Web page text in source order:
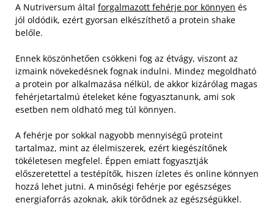
A Nutriversum által forgalmazott fehérje por könnyen és
jól oldódik, ezért gyorsan elkészíthető a protein shake
belőle.
Ennek köszönhetően csökkeni fog az étvágy, viszont az
izmaink növekedésnek fognak indulni. Mindez megoldható
a protein por alkalmazása nélkül, de akkor kizárólag magas
fehérjetartalmú ételeket kéne fogyasztanunk, ami sok
esetben nem oldható meg túl könnyen.
A fehérje por sokkal nagyobb mennyiségű proteint
tartalmaz, mint az élelmiszerek, ezért kiegészítőnek
tökéletesen megfelel. Éppen emiatt fogyasztják
előszeretettel a testépítők, hiszen ízletes és online könnyen
hozzá lehet jutni. A minőségi fehérje por egészséges
energiaforrás azoknak, akik törődnek az egészségükkel.